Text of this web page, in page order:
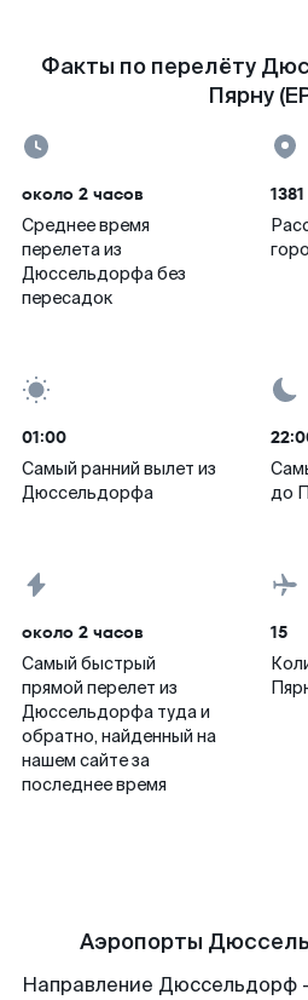
Факты по перелёту
Пярну
около 2 часов
Среднее время
перелета из
Дюссельдорфа без
пересадок
01:00
Самый ранний вылет из
Дюссельдорфа
до
около 2 часов
Самый быстрый
прямой перелет из
Дюссельдорфа туда и
обратно, найденный на
нашем сайте за
последнее время
15
Аэропорты
Направление Дюссельдорф